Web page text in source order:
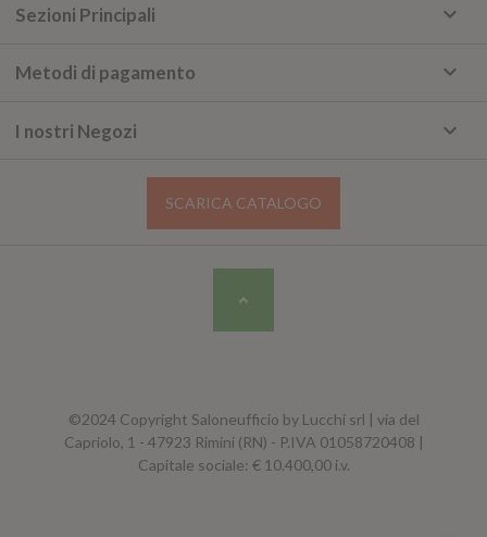
Sezioni Principali keyboard_arrow_down
Metodi di pagamento keyboard_arrow_down
I nostri Negozi keyboard_arrow_down
SCARICA CATALOGO
©2024 Copyright Saloneufficio by Lucchi srl | via del
Capriolo, 1 - 47923 Rimini (RN) - P.IVA 01058720408 |
Capitale sociale: € 10.400,00 i.v.